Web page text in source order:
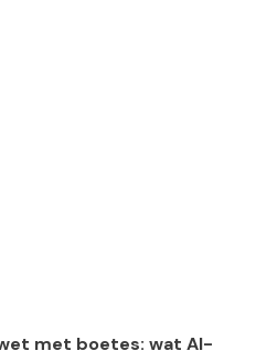
met boetes: wat AI-